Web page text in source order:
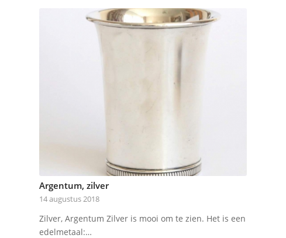
Argentum, zilver
14 augustus 2018
Zilver, Argentum Zilver is mooi om te zien. Het is een
edelmetaal:…